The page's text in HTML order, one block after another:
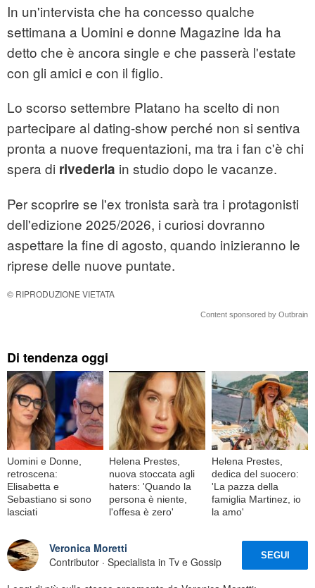
In un'intervista che ha concesso qualche
settimana a Uomini e donne Magazine Ida ha
detto che è ancora single e che passerà l'estate
con gli amici e con il figlio.
Lo scorso settembre Platano ha scelto di non
partecipare al dating-show perché non si sentiva
pronta a nuove frequentazioni, ma tra i fan c'è chi
spera di rivederla in studio dopo le vacanze.
Per scoprire se l'ex tronista sarà tra i protagonisti
dell'edizione 2025/2026, i curiosi dovranno
aspettare la fine di agosto, quando inizieranno le
riprese delle nuove puntate.
© RIPRODUZIONE VIETATA
Content sponsored by Outbrain
Di tendenza oggi
Uomini e Donne,
retroscena:
Elisabetta e
Sebastiano si sono
lasciati
Helena Prestes,
nuova stoccata agli
haters: 'Quando la
persona è niente,
l'offesa è zero'
Helena Prestes,
dedica del suocero:
'La pazza della
famiglia Martinez, io
la amo'
Veronica Moretti
Contributor · Specialista in Tv e Gossip
SEGUI